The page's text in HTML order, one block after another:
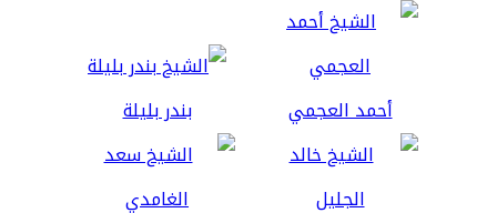
أحمد العجمي بندر بليلة